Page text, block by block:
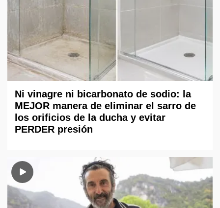
Ni vinagre ni bicarbonato de sodio: la
MEJOR manera de eliminar el sarro de
los orificios de la ducha y evitar
PERDER presión